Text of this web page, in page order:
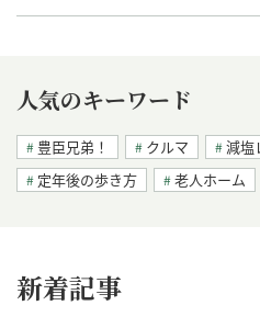
人気のキーワード
豊臣兄弟！ クルマ 減塩
定年後の歩き方
老人ホーム
新着記事